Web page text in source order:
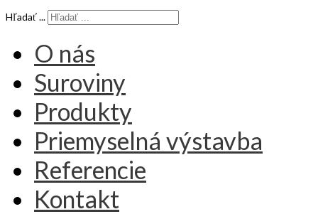
Hľadať ...
O nás
Suroviny
Produkty
Priemyselná výstavba
Referencie
Kontakt